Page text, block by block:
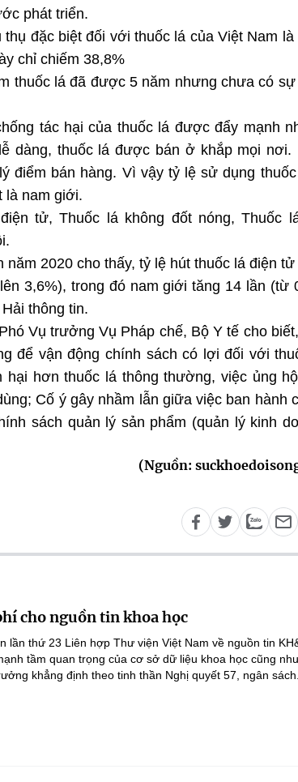
phát triển.
đặc biệt đối với thuốc lá của Việt Nam là
chỉ chiếm 38,8%
thuốc lá đã được 5 năm nhưng chưa có
tác hại của thuốc lá được đẩy mạnh
dàng, thuốc lá được bán ở khắp mọi nơi.
điểm bán hàng. Vì vậy tỷ lệ sử dụng
là nam giới.
tử, Thuốc lá không đốt nóng, Thuốc
2020 cho thấy, tỷ lệ hút thuốc lá điện tử
3,6%), trong đó nam giới tăng 14 lần (từ
thông tin.
Vụ trưởng Vụ Pháp chế, Bộ Y tế cho
để vận động chính sách có lợi đối với
hơn thuốc lá thông thường, việc ủng
Cố ý gây nhầm lẫn giữa việc ban hành
sách quản lý sản phẩm (quản lý kinh
(Nguồn:
cho nguồn tin khoa học
lần thứ 23 Liên hợp Thư viện Việt Nam về nguồn tin
tầm quan trọng của cơ sở dữ liệu khoa học cũng
khẳng định theo tinh thần Nghị quyết 57, ngân